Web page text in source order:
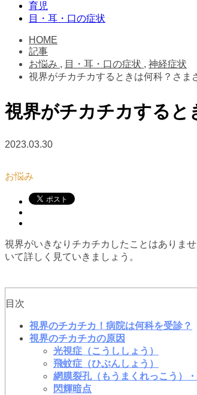
育児
目・耳・口の症状
HOME
記事
お悩み , 目・耳・口の症状 , 神経症状
視界がチカチカするときは何科？さま
視界がチカチカする
2023.03.30
お悩み
視界がいきなりチカチカしたことはありま
いて詳しく見ていきましょう。
目次
視界のチカチカ！病院は何科を受診？
視界のチカチカの原因
光視症（こうししょう）
飛蚊症（ひぶんしょう）
網膜裂孔（もうまくれっこう）
閃輝暗点